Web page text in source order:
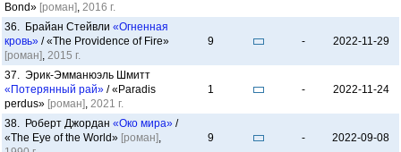
Bond» [роман], 2016 г.
36. Брайан Стейвли «Огненная
кровь» / «The Providence of Fire»
[роман], 2015 г.
9 - 2022-11-29
37. Эрик-Эмманюэль Шмитт
«Потерянный рай» / «Paradis
perdus» [роман], 2021 г.
1 - 2022-11-24
38. Роберт Джордан «Око мира» /
«The Eye of the World» [роман],
9 - 2022-09-08